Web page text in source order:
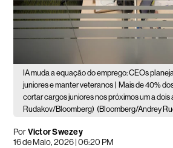
IA muda a equação do emprego: CEOs
juniores e manter veteranos |
Mais de 40%
cortar cargos juniores nos próximos um a dois
Rudakov/Bloomberg) (Bloomberg/Andrey
PorVictor Swezey
16 de Maio, 2026 | 06:20 PM